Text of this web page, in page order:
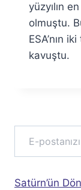
yüzyılın
olmuştu.
ESA’nın
kavuştu.
E-postanızı yazın…
Satürn’ün